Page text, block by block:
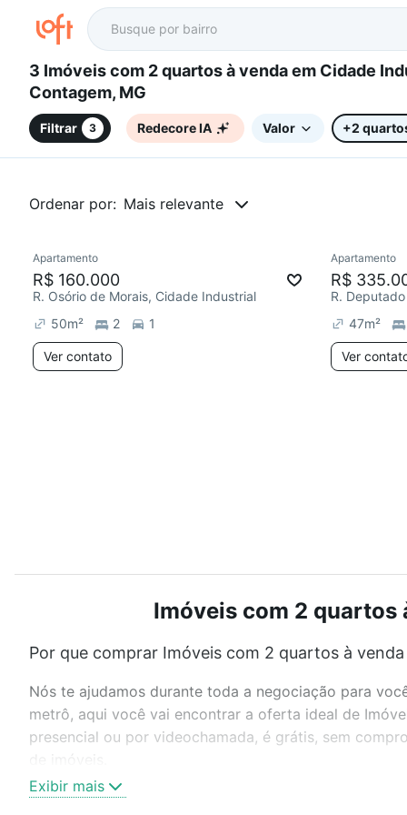
3 Imóveis com 2 quartos à venda em Cidade Industrial,
Contagem, MG
Filtrar 3 Redecore IA Valor +2
Ordenar por: Mais relevante
Redecorar
Apartamento
R$ 160.000
R. Osório de Morais, Cidade Industrial
50m² 2 1
Ver contato
Apartamento
R$
47m²
Ver
Imóveis com 2 quartos
Por que comprar Imóveis com 2 quartos à
Nós te ajudamos durante toda a negociação para
metrô, aqui você vai encontrar a oferta ideal de
presencial ou por videochamada, é grátis, sem
Como escolher um imóvel?
Exibir mais